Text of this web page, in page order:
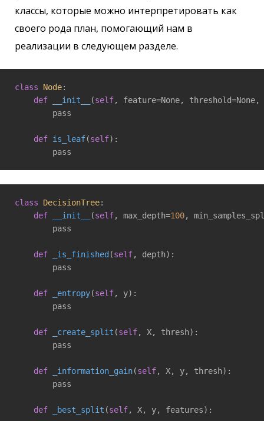
классы, которые можно интерпретировать как
своего рода план, помогающий нам в
реализации в следующем разделе.
class Node:
def
__init__ (self, feature=None,
        pass
def is_leaf(self) :
        pass
class DecisionTree:
def
__init__ (self, max_depth=100,
        pass
def _is_finished (self, depth) :
        pass
def _entropy(self, y) :
        pass
def _create_split (self, X, thresh) :
        pass
def _information_gain(self, X, y, thresh) :
        pass
def _best_split (self, X, y, features) :